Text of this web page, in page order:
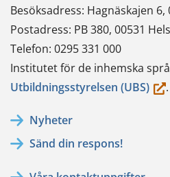
Besöksadress: Hagnäskajen
Postadress: PB 380, 00531
Telefon: 0295 331 000
Institutet för de inhemska
Utbildningsstyrelsen (UBS)(du.
Nyheter
Sänd din respons!